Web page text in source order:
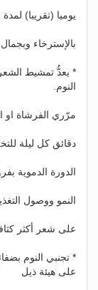
يوميا (تقريبا) لمدة 5 دقائق وإستمتعي
بالإسترخاء
* يعدُّ تمشيط
النوم.
مرّري الفرشاة او
دقائق كل ليلة
الدورة الدموية
النمو ووصول
على شعر أكثر
* تجنبي النوم
على هيئة ذيل